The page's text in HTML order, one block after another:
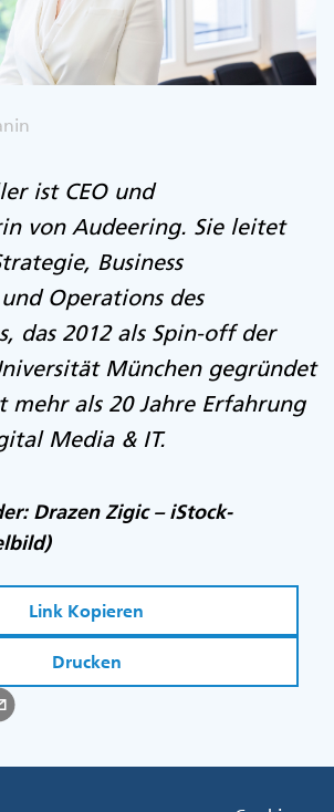
ist CEO und
von Audeering. Sie leitet
Business
Operations des
das 2012 als Spin-off der
München gegründet
mehr als 20 Jahre Erfahrung
Media & IT.
Drazen Zigic – iStock-
Link Kopieren
Drucken